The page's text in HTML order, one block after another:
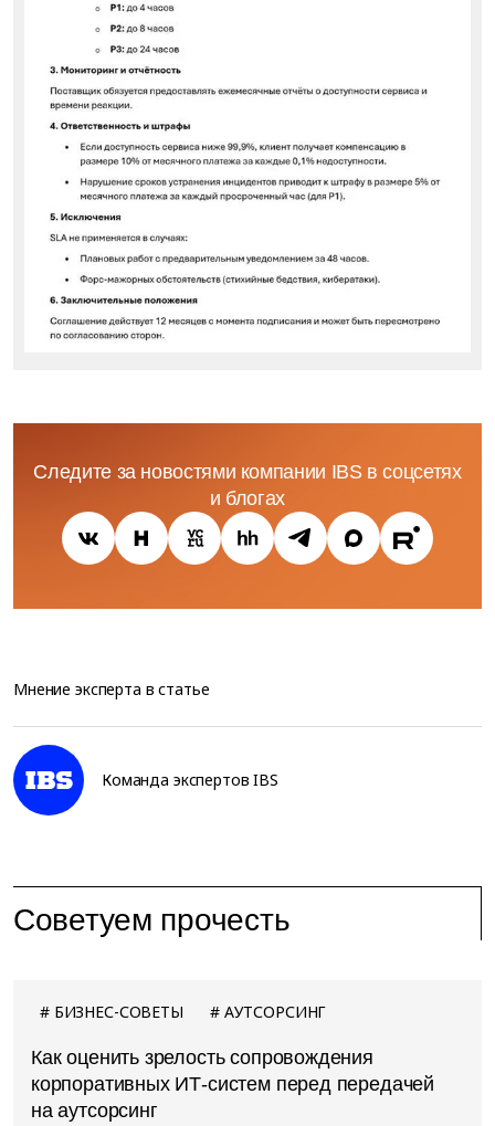
Следите за новостями компании IBS в соцсетях
и блогах
Мнение эксперта в статье
Команда экспертов IBS
Советуем прочесть
БИЗНЕС-СОВЕТЫ АУТСОРСИНГ
Как оценить зрелость сопровождения
корпоративных ИТ-систем перед передачей
на аутсорсинг